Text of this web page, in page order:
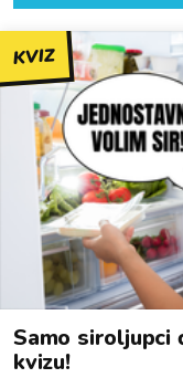
KVIZ
Samo siroljupci
kvizu!